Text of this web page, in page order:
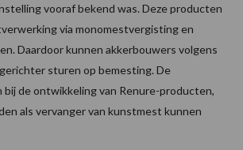
vooraf bekend was. Deze producten
via monomestvergisting en
Daardoor kunnen akkerbouwers volgens
sturen op bemesting. De
bij de ontwikkeling van Renure-producten,
als vervanger van kunstmest kunnen